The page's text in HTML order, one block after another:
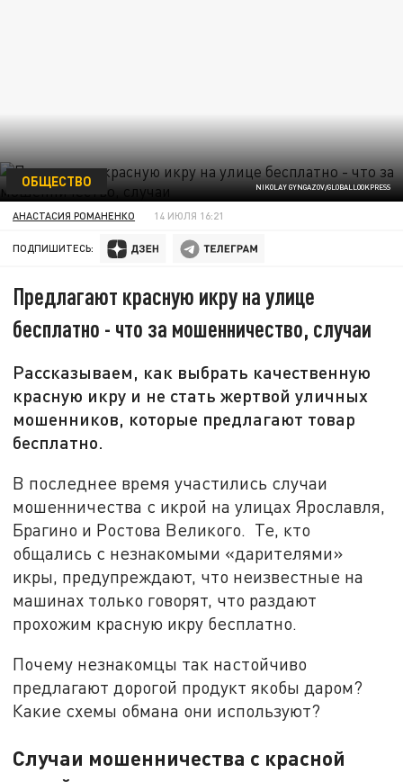
NIKOLAY GYNGAZOV/GLOBALLOOKPRESS
ОБЩЕСТВО
АНАСТАСИЯ РОМАНЕНКО 14 ИЮЛЯ 16:21
ПОДПИШИТЕСЬ:
Предлагают красную икру на улице
бесплатно - что за мошенничество, случаи
Рассказываем, как выбрать качественную
красную икру и не стать жертвой уличных
мошенников, которые предлагают товар
бесплатно.
В последнее время участились случаи
мошенничества с икрой на улицах Ярославля,
Брагино и Ростова Великого. Те, кто
общались с незнакомыми «дарителями»
икры, предупреждают, что неизвестные на
машинах только говорят, что раздают
прохожим красную икру бесплатно.
Почему незнакомцы так настойчиво
предлагают дорогой продукт якобы даром?
Какие схемы обмана они используют?
Случаи мошенничества с красной